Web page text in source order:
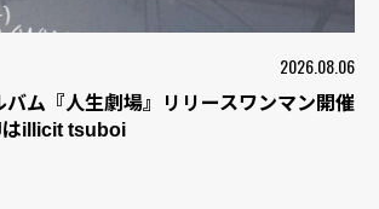
2026.08.06
ム『人生劇場』リリースワンマン開催
illicit tsuboi